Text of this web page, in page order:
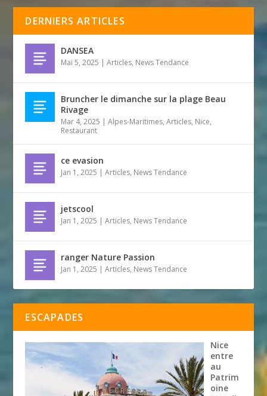
DERNIERS ARTICLES
DANSEA
Mai 5, 2025 |Articles, News Tendance
Bruncher le dimanche sur la plage Beau
Rivage
Mar 4, 2025 |Alpes-Maritimes,Articles, Nice,
Restaurant
ce evasion
Jan 1, 2025 |Articles, News Tendance
jetscool
Jan 1, 2025 |Articles, News Tendance
ranger Nature Passion
Jan 1, 2025 |Articles, News Tendance
ESCAPADES
Nice
entre
au
Patrim
oine